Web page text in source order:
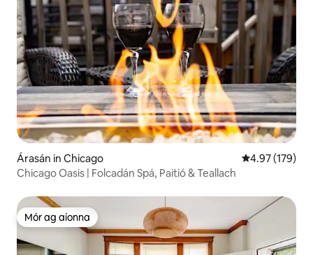
Árasán in Chicago Meánrátáil
4.97 (179)
Chicago Oasis | Folcadán Spá, Paitió & Teallach
Mór ag aíonna
Mór ag aíonna